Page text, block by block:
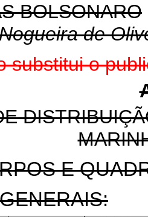
BOLSONARO
de
substitui o
E